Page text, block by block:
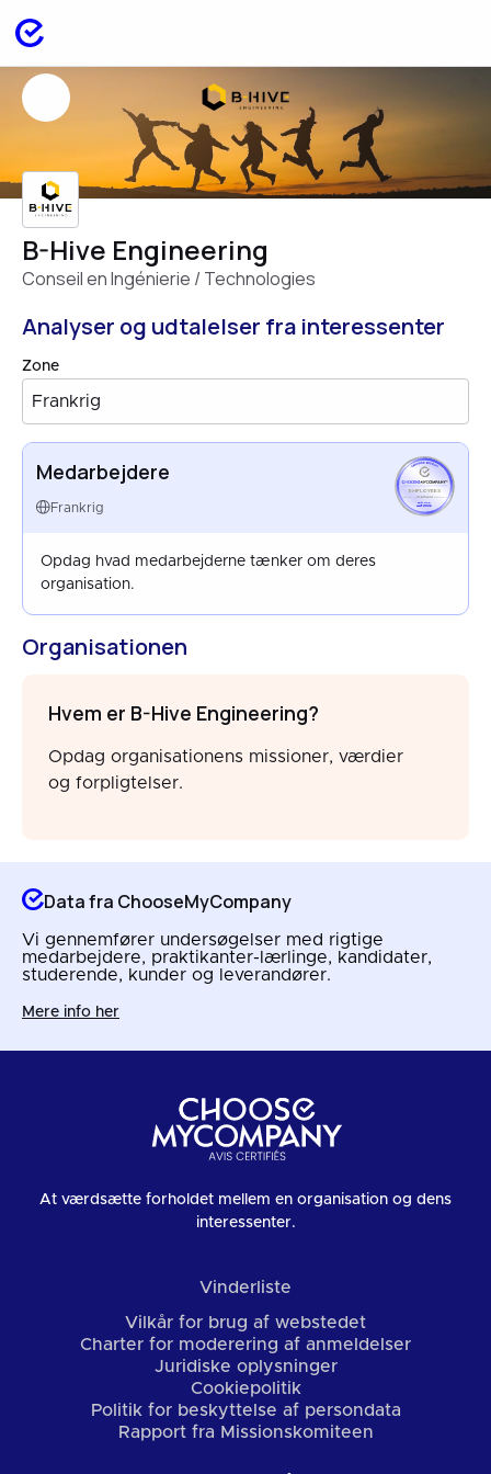
B-Hive Engineering
Conseil en Ingénierie / Technologies
Analyser og udtalelser fra interessenter
Zone
Frankrig
Medarbejdere
Frankrig
EMPLOYEES
FRANCE
MAY 2026
Opdag hvad medarbejderne tænker om deres
organisation.
Organisationen
Hvem er B-Hive Engineering?
Opdag organisationens missioner, værdier
og forpligtelser.
Data fra ChooseMyCompany
Vi gennemfører undersøgelser med rigtige
medarbejdere, praktikanter-lærlinge, kandidater,
studerende, kunder og leverandører.
Mere info her
At værdsætte forholdet mellem en organisation og dens
interessenter.
Vinderliste
Vilkår for brug af webstedet
Charter for moderering af anmeldelser
Juridiske oplysninger
Cookiepolitik
Politik for beskyttelse af persondata
Rapport fra Missionskomiteen